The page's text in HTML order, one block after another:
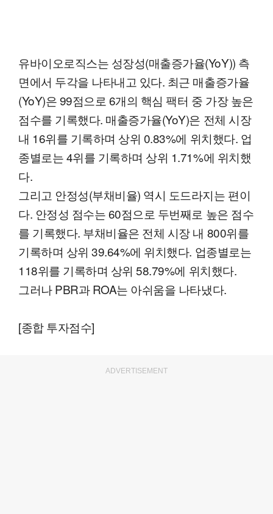
유바이오로직스는 성장성(매출증가율(YoY)) 측
면에서 두각을 나타내고 있다. 최근 매출증가율
(YoY)은 99점으로 6개의 핵심 팩터 중 가장 높은
점수를 기록했다. 매출증가율(YoY)은 전체 시장
내 16위를 기록하며 상위 0.83%에 위치했다. 업
종별로는 4위를 기록하며 상위 1.71%에 위치했
다.
그리고 안정성(부채비율) 역시 도드라지는 편이
다. 안정성 점수는 60점으로 두번째로 높은 점수
를 기록했다. 부채비율은 전체 시장 내 800위를
기록하며 상위 39.64%에 위치했다. 업종별로는
118위를 기록하며 상위 58.79%에 위치했다.
그러나 PBR과 ROA는 아쉬움을 나타냈다.
[종합 투자점수]
ADVERTISEMENT